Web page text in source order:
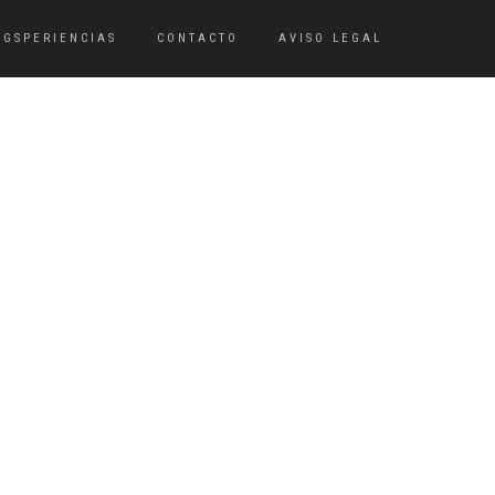
CONTACTO AVISO LEGAL